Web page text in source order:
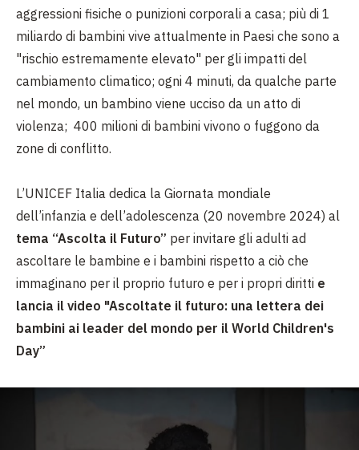
aggressioni fisiche o punizioni corporali a casa; più di 1
miliardo di bambini vive attualmente in Paesi che sono a
"rischio estremamente elevato" per gli impatti del
cambiamento climatico; ogni 4 minuti, da qualche parte
nel mondo, un bambino viene ucciso da un atto di
violenza; 400 milioni di bambini vivono o fuggono da
zone di conflitto.
L’UNICEF Italia dedica la Giornata mondiale
dell’infanzia e dell’adolescenza (20 novembre 2024) al
tema “Ascolta il Futuro” per invitare gli adulti ad
ascoltare le bambine e i bambini rispetto a ciò che
immaginano per il proprio futuro e per i propri diritti e
lancia il video "Ascoltate il futuro: una lettera dei
bambini ai leader del mondo per il World Children's
Day”